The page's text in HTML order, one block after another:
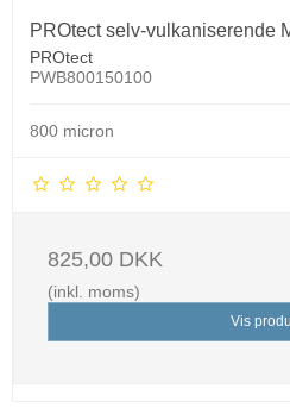
PROtect selv-vulkaniserende
PROtect
PWB800150100
800 micron
825,00 DKK
(inkl. moms)
Vis